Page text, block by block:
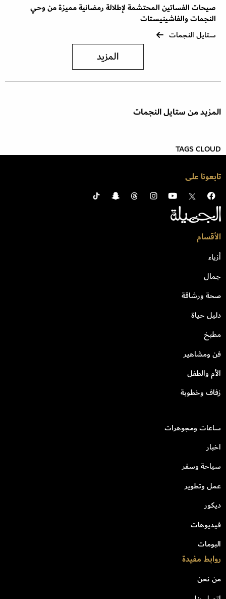
صيحات الفساتين المحتشمة لإطلالة رمضانية مميزة من وحي
النجمات والفاشينيستات
ستايل النجمات
المزيد
المزيد من ستايل النجمات
TAGS CLOUD
تابعونا على
الأقسام
أزياء
جمال
صحة ورشاقة
دليل حياة
مطبخ
فن ومشاهير
الأم والطفل
زفاف وخطوبة
ساعات ومجوهرات
اخبار
سياحة وسفر
عمل وتطوير
ديكور
فيديوهات
البومات
روابط مفيدة
من نحن